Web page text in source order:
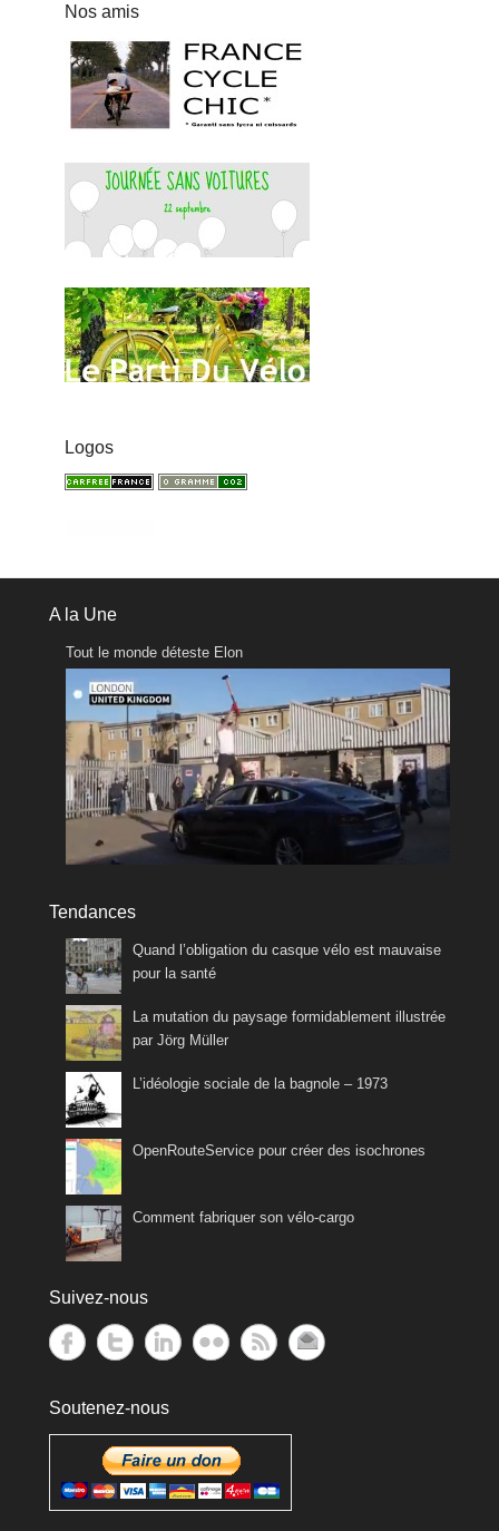
Nos amis
Logos
A la Une
Tout le monde déteste Elon
Tendances
Quand l’obligation du casque vélo est mauvaise
pour la santé
La mutation du paysage formidablement illustrée
par Jörg Müller
L’idéologie sociale de la bagnole – 1973
OpenRouteService pour créer des isochrones
Comment fabriquer son vélo-cargo
Suivez-nous
Soutenez-nous